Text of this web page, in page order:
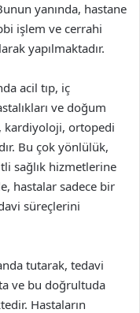
yanında, hastane
işlem ve cerrahi
yapılmaktadır.
acil tıp, iç
ve doğum
kardiyoloji, ortopedi
Bu çok yönlülük,
sağlık hizmetlerine
hastalar sadece bir
süreçlerini
tutarak, tedavi
ve bu doğrultuda
Hastaların